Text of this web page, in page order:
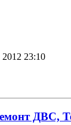
23:10
ДВС,